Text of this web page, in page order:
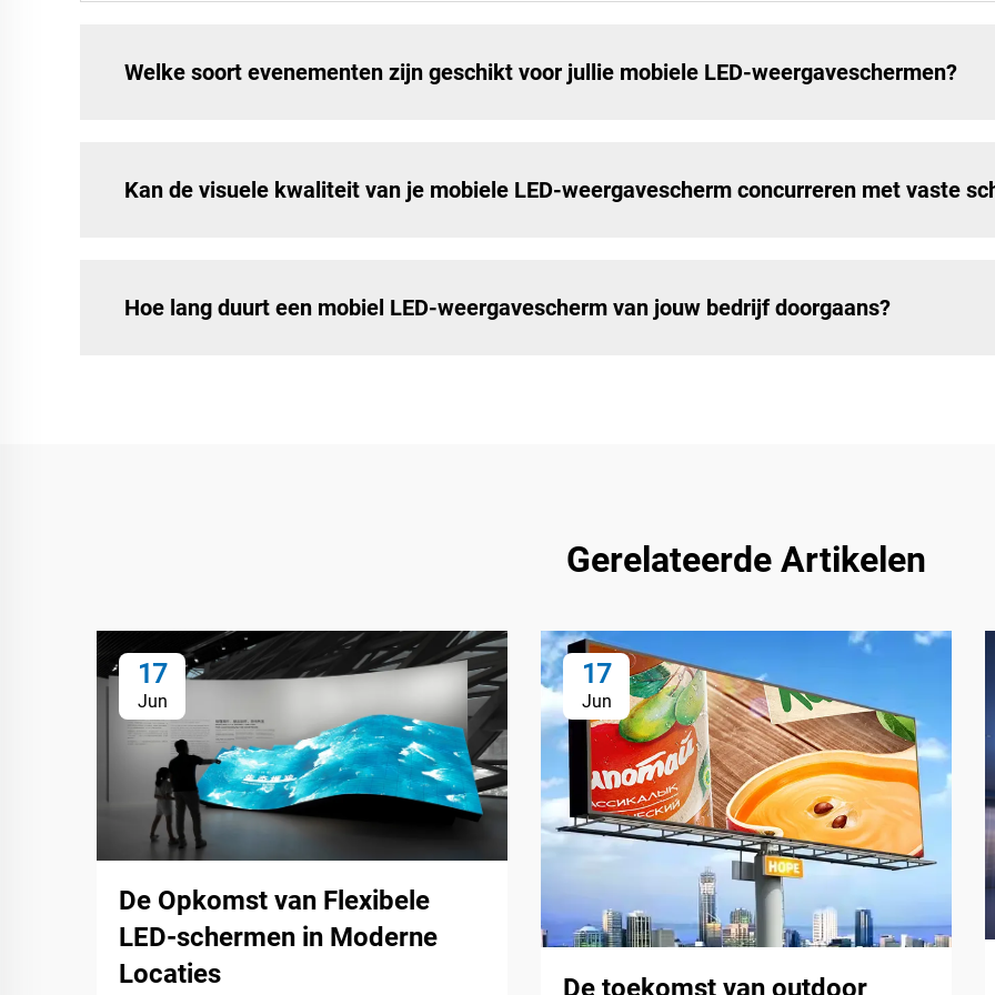
Welke soort evenementen zijn geschikt voor jullie mobiele LED-weergaveschermen?
Kan de visuele kwaliteit van je mobiele LED-weergavescherm concurreren met vaste
Hoe lang duurt een mobiel LED-weergavescherm van jouw bedrijf doorgaans?
Gerelateerde Artikelen
17
Jun
De Opkomst van Flexibele
LED-schermen in Moderne
Locaties
17
Jun
De toekomst van outdoor